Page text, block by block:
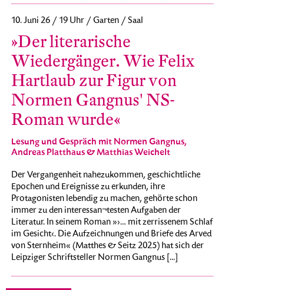
10. Juni 26 / 19 Uhr / Garten / Saal
»Der literarische
Wiedergänger. Wie Felix
Hartlaub zur Figur von
Normen Gangnus' NS-
Roman wurde«
Lesung und Gespräch mit Normen Gangnus,
Andreas Platthaus & Matthias Weichelt
Der Vergangenheit nahezukommen, geschichtliche
Epochen und Ereignisse zu erkunden, ihre
Protagonisten lebendig zu machen, gehörte schon
immer zu den interessan¬testen Aufgaben der
Literatur. In seinem Roman »›… mit zerrissenem Schlaf
im Gesicht‹. Die Aufzeichnungen und Briefe des Arved
von Sternheim« (Matthes & Seitz 2025) hat sich der
Leipziger Schriftsteller Normen Gangnus [...]